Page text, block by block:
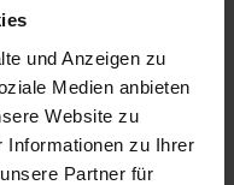
und Anzeigen zu
Medien anbieten
Website zu
Informationen zu Ihrer
Partner für
und
und